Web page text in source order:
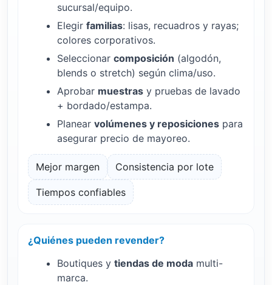
sucursal/equipo.
Elegir familias: lisas, recuadros y rayas;
colores corporativos.
Seleccionar composición (algodón,
blends o stretch) según clima/uso.
Aprobar muestras y pruebas de lavado
+ bordado/estampa.
Planear volúmenes y reposiciones para
asegurar precio de mayoreo.
Mejor margen Consistencia por lote
Tiempos confiables
¿Quiénes pueden revender?
Boutiques y tiendas de moda multi-
marca.